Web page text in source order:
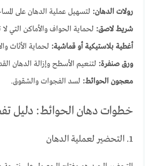
رولات الدهان: لتسهيل عملية الدهان على
شريط لاصق: لحماية الحواف والأماكن التي
أغطية بلاستيكية أو قماشية: لحماية الأثاث
ورق صنفرة: لتنعيم الأسطح وإزالة الدهان
معجون الحوائط: لسد الفجوات والشقوق.
خطوات دهان الحوائط: دليل
1. التحضير لعملية الدهان